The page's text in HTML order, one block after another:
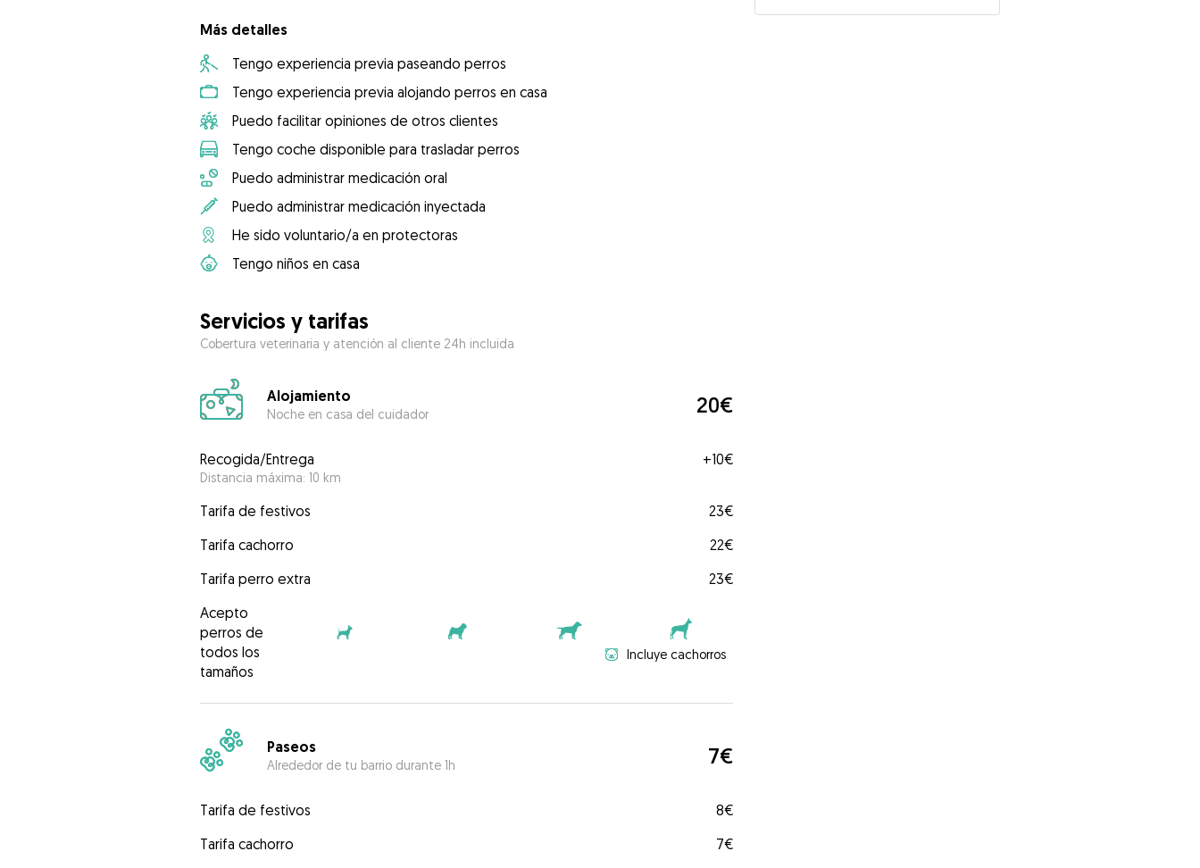
Más detalles
Tengo experiencia previa paseando perros
Tengo experiencia previa alojando perros en casa
Puedo facilitar opiniones de otros clientes
Tengo coche disponible para trasladar perros
Puedo administrar medicación oral
Puedo administrar medicación inyectada
He sido voluntario/a en protectoras
Tengo niños en casa
Servicios y tarifas
Cobertura veterinaria y atención al cliente 24h incluida
Alojamiento
Noche en casa del cuidador 20€
Recogida/Entrega
Distancia máxima: 10 km
+10€
Tarifa de festivos
23€
Tarifa cachorro
22€
Tarifa perro extra
23€
Acepto
perros de
todos los
tamaños
Incluye cachorros
Paseos
Alrededor de tu barrio durante 1h 7€
Tarifa de festivos
8€
Tarifa cachorro
7€